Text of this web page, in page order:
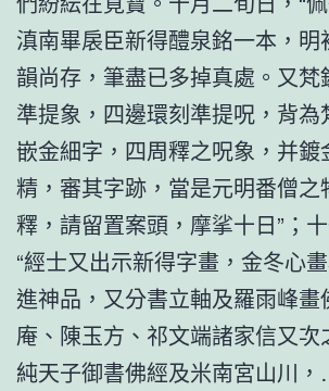
滇南畢扆臣新得醴泉銘一本，
韻尚存，筆盡已多掉真處。又梵
準提象，四邊環刻準提呪，背為
嵌金細字，四周釋之呪象，并鍍
精，審其字跡，當是元明番僧之
釋，請留置案頭，摩挲十日”；
“經士又出示新得字畫，金冬心
進神品，又分書立軸及羅雨峰畫
庵、陳玉方、祁文端諸家信又次
純天子御書佛經及米南宮山川